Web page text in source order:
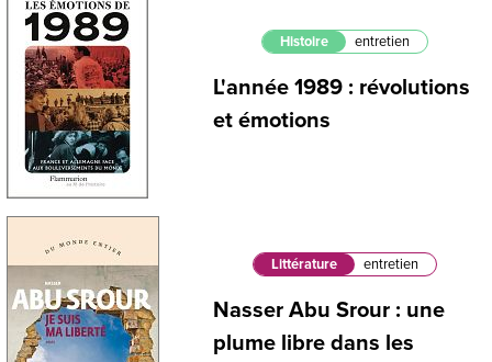
Histoire entretien
L'année 1989 : révolutions
et émotions
Littérature entretien
Nasser Abu Srour : une
plume libre dans les